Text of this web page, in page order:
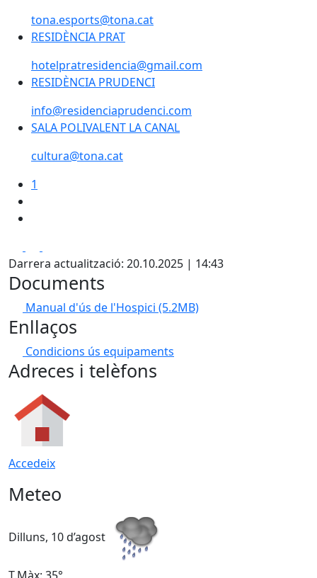
tona.esports@tona.cat
RESIDÈNCIA PRAT
RESIDÈNCIA PRAT
hotelpratresidencia@gmail.com
RESIDÈNCIA PRUDENCI
RESIDÈNCIA PRUDENCI
info@residenciaprudenci.com
SALA POLIVALENT LA CANAL
SALA POLIVALENT LA CANAL
cultura@tona.cat
1
Darrera actualització: 20.10.2025 | 14:43
Documents
Manual d'ús de l'Hospici (5.2MB)
Enllaços
Condicions ús equipaments
Adreces i telèfons
Accedeix
Meteo
Dilluns, 10 d’agost